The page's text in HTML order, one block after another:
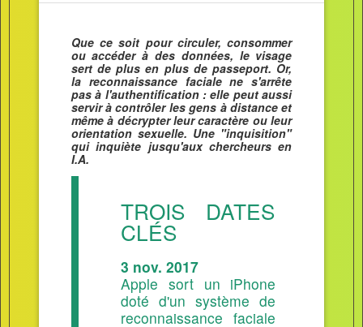
Que ce soit pour circuler, consommer
ou accéder à des données, le visage
sert de plus en plus de passeport. Or,
la reconnaissance faciale ne s'arrête
pas à l'authentification : elle peut aussi
servir à contrôler les gens à distance et
même à décrypter leur caractère ou leur
orientation sexuelle. Une "inquisition"
qui inquiète jusqu'aux chercheurs en
I.A.
TROIS DATES
CLÉS
3 nov. 2017
Apple sort un iPhone
doté d'un système de
reconnaissance faciale